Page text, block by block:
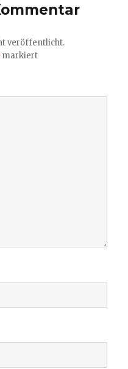
veröffentlicht.
markiert